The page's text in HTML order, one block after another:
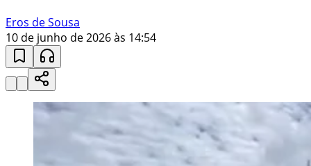
Eros de Sousa
10 de junho de 2026 às 14:54